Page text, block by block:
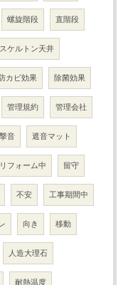
螺旋階段 直階段
スケルトン天井
カビ効果 除菌効果
管理規約 管理会社
音 遮音マット
リフォーム中 留守
不安 工事期間中
向き 移動
人造大理石
耐熱温度